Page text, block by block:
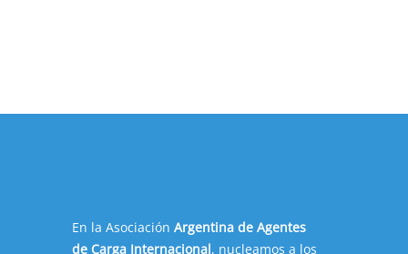
En la Asociación Argentina de Agentes
de Carga Internacional, nucleamos a los